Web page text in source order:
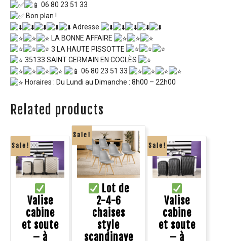
06 80 23 51 33
Bon plan !
Adresse
LA BONNE AFFAIRE
3 LA HAUTE PISSOTTE
35133 SAINT GERMAIN EN COGLÈS
06 80 23 51 33
Horaires : Du Lundi au Dimanche : 8h00 – 22h00
Related products
Sale!
Valise
cabine
et soute
– à
Sale!
Lot de
2-4-6
chaises
style
scandinave
Sale!
Valise
cabine
et soute
– à